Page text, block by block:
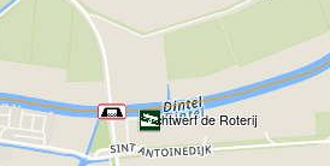
Jachtwerf de Roterij